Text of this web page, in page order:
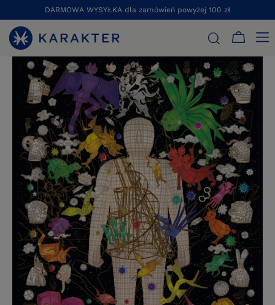
DARMOWA WYSYŁKA dla zamówień powyżej 100 zł
STRONA GŁÓWNA KSIĄŻKI LITERATURA FAKTU TYSIĄC